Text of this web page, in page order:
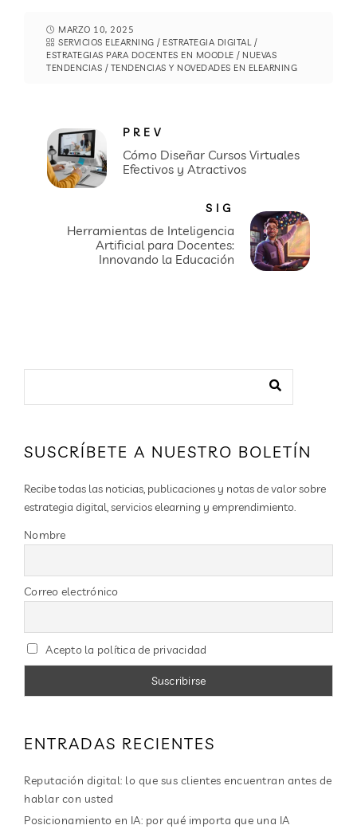
MARZO 10, 2025
SERVICIOS ELEARNING / ESTRATEGIA DIGITAL /
ESTRATEGIAS PARA DOCENTES EN MOODLE / NUEVAS
TENDENCIAS / TENDENCIAS Y NOVEDADES EN ELEARNING
PREV
Cómo Diseñar Cursos Virtuales
Efectivos y Atractivos
SIG
Herramientas de Inteligencia
Artificial para Docentes:
Innovando la Educación
SUSCRÍBETE A NUESTRO BOLETÍN
Recibe todas las noticias, publicaciones y notas de valor sobre
estrategia digital, servicios elearning y emprendimiento.
Nombre
Correo electrónico
Acepto la política de privacidad
ENTRADAS RECIENTES
Reputación digital: lo que sus clientes encuentran antes de
hablar con usted
Posicionamiento en IA: por qué importa que una IA